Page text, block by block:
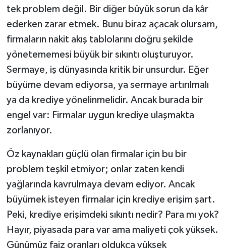
tek problem değil. Bir diğer büyük sorun da kâr
ederken zarar etmek. Bunu biraz açacak olursam,
firmaların nakit akış tablolarını doğru şekilde
yönetememesi büyük bir sıkıntı oluşturuyor.
Sermaye, iş dünyasında kritik bir unsurdur. Eğer
büyüme devam ediyorsa, ya sermaye artırılmalı
ya da krediye yönelinmelidir. Ancak burada bir
engel var: Firmalar uygun krediye ulaşmakta
zorlanıyor.
Öz kaynakları güçlü olan firmalar için bu bir
problem teşkil etmiyor; onlar zaten kendi
yağlarında kavrulmaya devam ediyor. Ancak
büyümek isteyen firmalar için krediye erişim şart.
Peki, krediye erişimdeki sıkıntı nedir? Para mı yok?
Hayır, piyasada para var ama maliyeti çok yüksek.
Günümüz faiz oranları oldukça yüksek